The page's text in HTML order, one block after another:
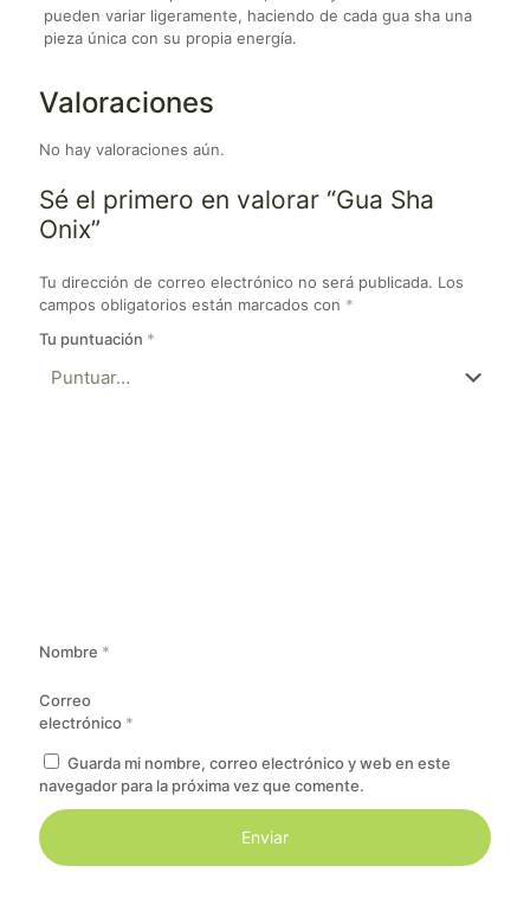
pueden variar ligeramente, haciendo de cada gua sha una
pieza única con su propia energía.
Valoraciones
No hay valoraciones aún.
Sé el primero en valorar “Gua Sha
Onix”
Tu dirección de correo electrónico no será publicada. Los
campos obligatorios están marcados con *
Tu puntuación *
Nombre *
Correo
electrónico *
Guarda mi nombre, correo electrónico y web en este
navegador para la próxima vez que comente.